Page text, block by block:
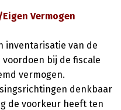
Vermogen
inventarisatie van de
bij de fiscale
vermogen.
denkbaar
de voorkeur heeft ten